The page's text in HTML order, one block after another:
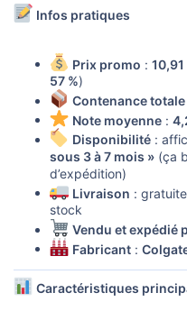
Infos pratiques
Prix promo : 10,91
57 %)
Contenance totale
Note moyenne:
Disponibilité:
sous 3 à 7 mois » (ça
d’expédition)
Livraison :
stock
Vendu et expédié
Fabricant:
Caractéristiques